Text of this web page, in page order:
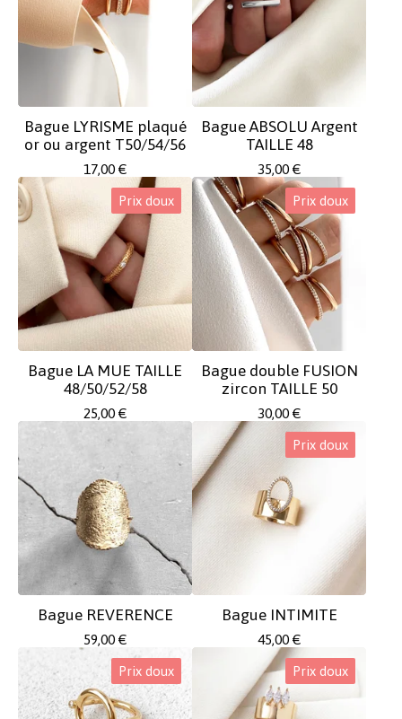
Bague LYRISME plaqué
or ou argent T50/54/56
17,00 €
Bague ABSOLU Argent
TAILLE 48
35,00 €
Prix doux
Bague LA MUE TAILLE
48/50/52/58
25,00 €
Prix doux
Bague double FUSION
zircon TAILLE 50
30,00 €
Bague REVERENCE
59,00 €
Prix doux
Bague INTIMITE
45,00 €
Prix doux Prix doux